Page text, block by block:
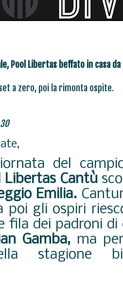
Pool Libertas beffato in casa da
a zero, poi la rimonta ospite.
del
Libertas Cantù
Emilia.
poi gli ospiri
fila dei padroni di
Gamba,ma
stagione